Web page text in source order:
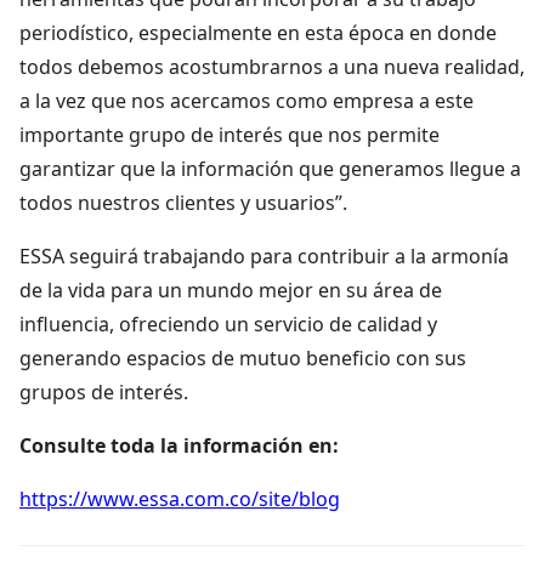
periodístico, especialmente en esta época en donde
todos debemos acostumbrarnos a una nueva realidad,
a la vez que nos acercamos como empresa a este
importante grupo de interés que nos permite
garantizar que la información que generamos llegue a
todos nuestros clientes y usuarios”.
ESSA seguirá trabajando para contribuir a la armonía
de la vida para un mundo mejor en su área de
influencia, ofreciendo un servicio de calidad y
generando espacios de mutuo beneficio con sus
grupos de interés.
Consulte toda la información en:
https://www.essa.com.co/site/blog